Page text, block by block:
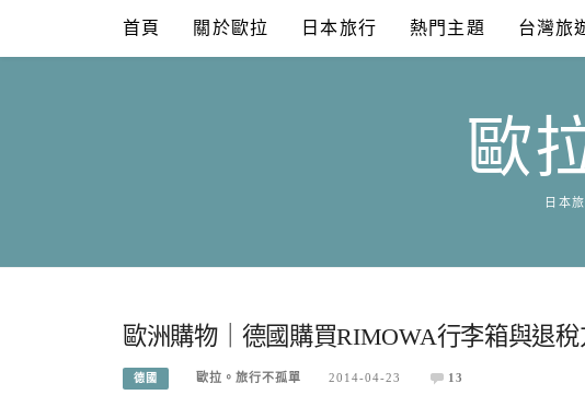
content
首頁 關於歐拉 日本旅行 熱門主題 台灣旅
歐
日本
歐洲購物｜德國購買RIMOWA行李箱與退稅
德國 歐拉。旅行不孤單 2014-04-23 13